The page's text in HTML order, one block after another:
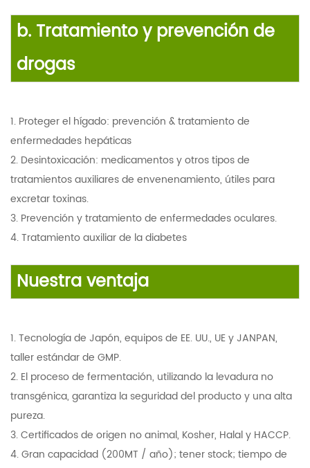
b. Tratamiento y prevención de
drogas
1. Proteger el hígado: prevención & tratamiento de
enfermedades hepáticas
2. Desintoxicación: medicamentos y otros tipos de
tratamientos auxiliares de envenenamiento, útiles para
excretar toxinas.
3. Prevención y tratamiento de enfermedades oculares.
4. Tratamiento auxiliar de la diabetes
Nuestra ventaja
1. Tecnología de Japón, equipos de EE. UU., UE y JANPAN,
taller estándar de GMP.
2. El proceso de fermentación, utilizando la levadura no
transgénica, garantiza la seguridad del producto y una alta
pureza.
3.Certificados de origen no animal, Kosher, Halal y HACCP.
4.Gran capacidad (200MT / año); tener stock; tiempo de